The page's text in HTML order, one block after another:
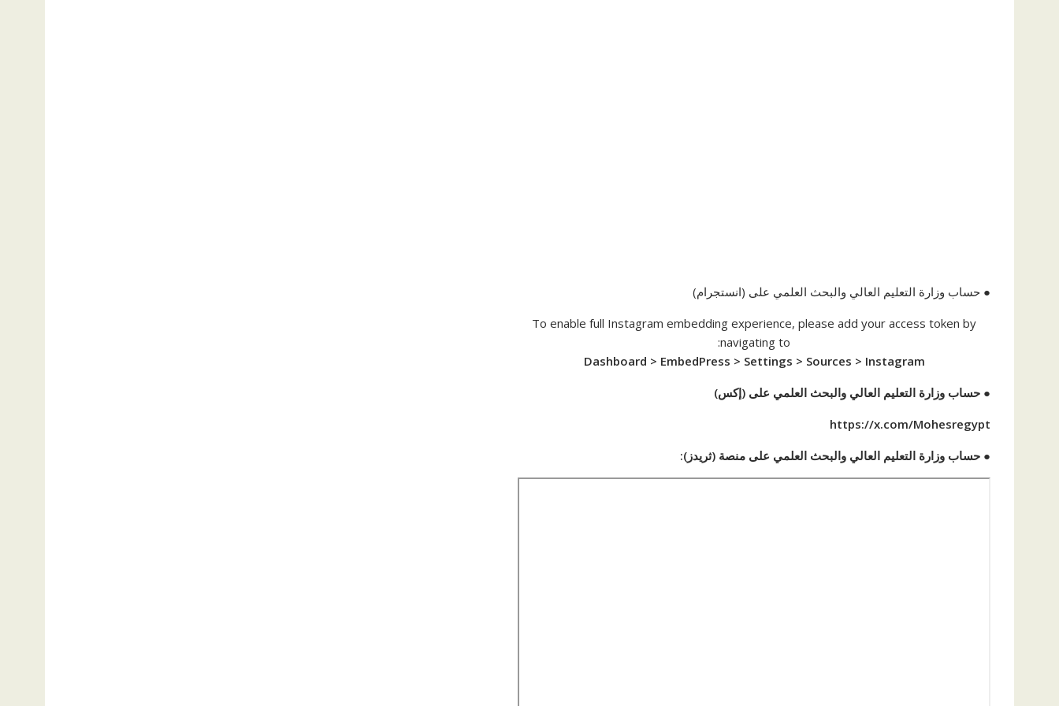
● حساب وزارة التعليم العالي والبحث العلمي على (انستجرام)
To enable full Instagram embedding experience, please add your access token by
navigating to:
Dashboard > EmbedPress > Settings > Sources > Instagram
● حساب وزارة التعليم العالي والبحث العلمي على (إكس)
https://x.com/Mohesregypt
● حساب وزارة التعليم العالي والبحث العلمي على منصة (ثريدز):